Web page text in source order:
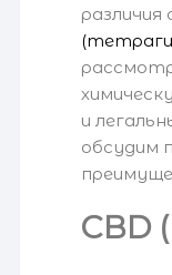
различия
и
обсудим
CBD